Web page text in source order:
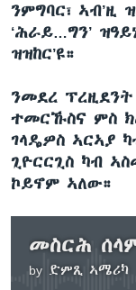
ንምግባር፣ ኣብ’ዚ
‘ሕራይ…ግን’
ዝዝከር’ዩ።
ንመደረ
ተመርኹስና ምስ
ገላዴዎስ ኣርኣያ
ጊዮርርጊስ ካብ
ኮይኖም ኣለው።
by ድምጺ ኣሜሪካ
No